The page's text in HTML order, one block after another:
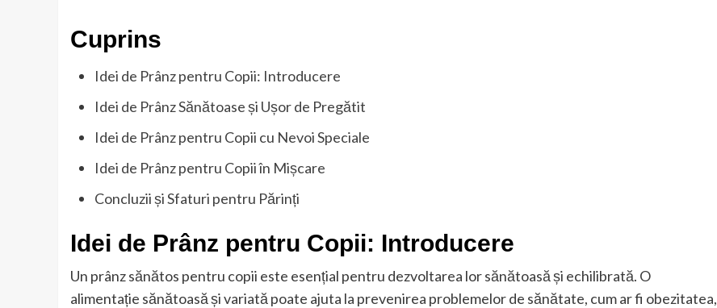
Cuprins
Idei de Prânz pentru Copii: Introducere
Idei de Prânz Sănătoase și Ușor de Pregătit
Idei de Prânz pentru Copii cu Nevoi Speciale
Idei de Prânz pentru Copii în Mișcare
Concluzii și Sfaturi pentru Părinți
Idei de Prânz pentru Copii: Introducere
Un prânz sănătos pentru copii este esențial pentru dezvoltarea lor sănătoasă și echilibrată. O
alimentație sănătoasă și variată poate ajuta la prevenirea problemelor de sănătate, cum ar fi obezitatea,